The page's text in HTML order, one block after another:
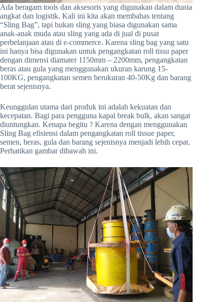
Ada beragam tools dan aksesoris yang digunakan dalam dunia
angkat dan logistik. Kali ini kita akan membahas tentang
“Sling Bag”, tapi bukan sling yang biasa digunakan sama
anak-anak muda atau sling yang ada di jual di pusat
perbelanjaan atau di e-commerce. Karena sling bag yang satu
ini hanya bisa digunakan untuk pengangkatan roll tissu paper
dengan dimensi diamater 1150mm – 2200mm, pengangkatan
beras atau gula yang menggunakan ukuran karung 15-
100KG, pengangkatan semen berukuran 40-50Kg dan barang
berat sejenisnya.
Keunggulan utama dari produk ini adalah kekuatan dan
kecepatan. Bagi para pengguna kapal break bulk, akan sangat
diuntungkan. Kenapa begitu ? Karena dengan menggunakan
Sling Bag efisiensi dalam pengangkatan roll tissue paper,
semen, beras, gula dan barang sejenisnya menjadi lebih cepat.
Perhatikan gambar dibawah ini.